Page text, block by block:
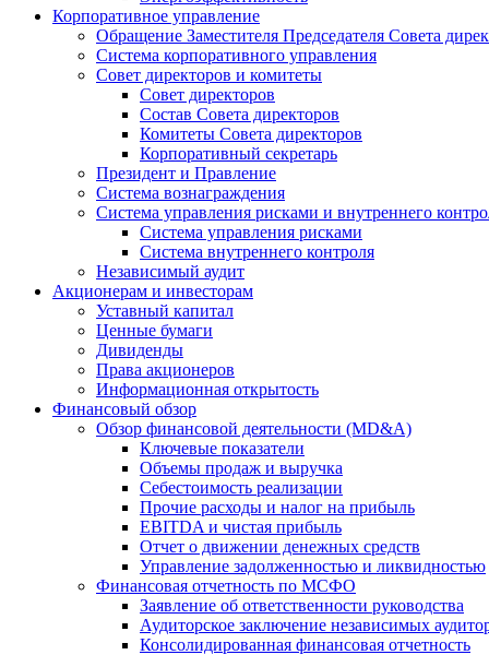
Корпоративное управление
Обращение Заместителя Председателя Совета
Система корпоративного управления
Совет директоров и комитеты
Совет директоров
Состав Совета директоров
Комитеты Совета директоров
Корпоративный секретарь
Президент и Правление
Система вознаграждения
Система управления рисками и внутреннего
Система управления рисками
Система внутреннего контроля
Независимый аудит
Акционерам и инвесторам
Уставный капитал
Ценные бумаги
Дивиденды
Права акционеров
Информационная открытость
Финансовый обзор
Обзор финансовой деятельности (MD&A)
Ключевые показатели
Объемы продаж и выручка
Себестоимость реализации
Прочие расходы и налог на прибыль
EBITDA и чистая прибыль
Отчет о движении денежных средств
Управление задолженностью и ликвидностью
Финансовая отчетность по МСФО
Заявление об ответственности руководства
Аудиторское заключение независимых
Консолидированная финансовая отчетность